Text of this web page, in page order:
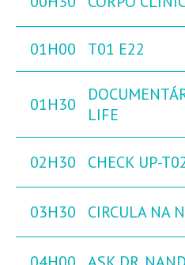
01H00 T01 E22
01H30
LIFE
02H30 CHECK UP-
03H30 CIRCULA NA